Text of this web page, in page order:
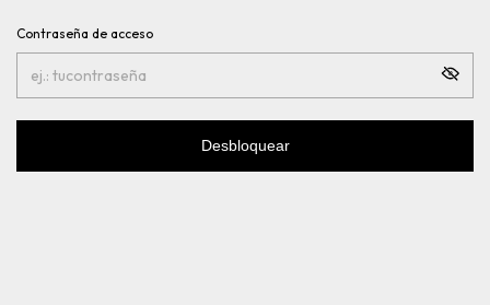
Contraseña de acceso
Desbloquear